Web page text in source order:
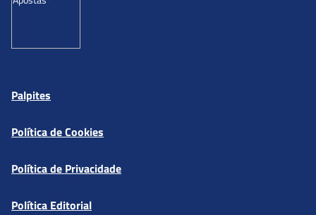
Palpites
Política de Cookies
Política de Privacidade
Política Editorial